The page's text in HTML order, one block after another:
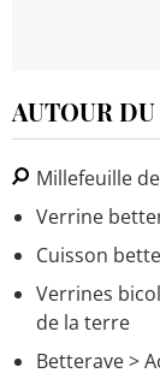
AUTOUR
Millefeuille
Verrine
Cuisson
Verrines
de la terre
Betterave>